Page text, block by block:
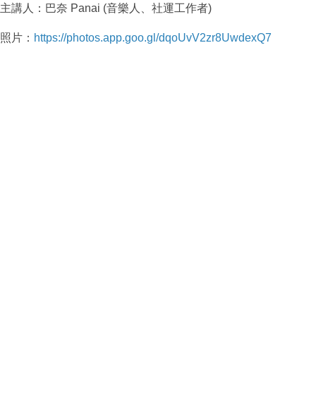
主講人：巴奈 Panai (音樂人、社運工作者)
照片： https://photos.app.goo.gl/dqoUvV2zr8UwdexQ7